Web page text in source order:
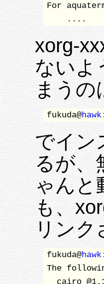
For
    ....
xorg-
ないよ
まう
fukuda@hawk
でイン
るが、
ゃんと
も、
リン
fukuda@hawk
The
cairo